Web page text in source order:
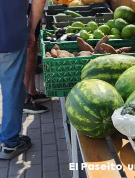
El Paseito,